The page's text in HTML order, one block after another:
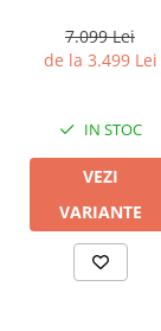
7.099 Lei
de la 3.499 Lei
IN STOC
VEZI
VARIANTE